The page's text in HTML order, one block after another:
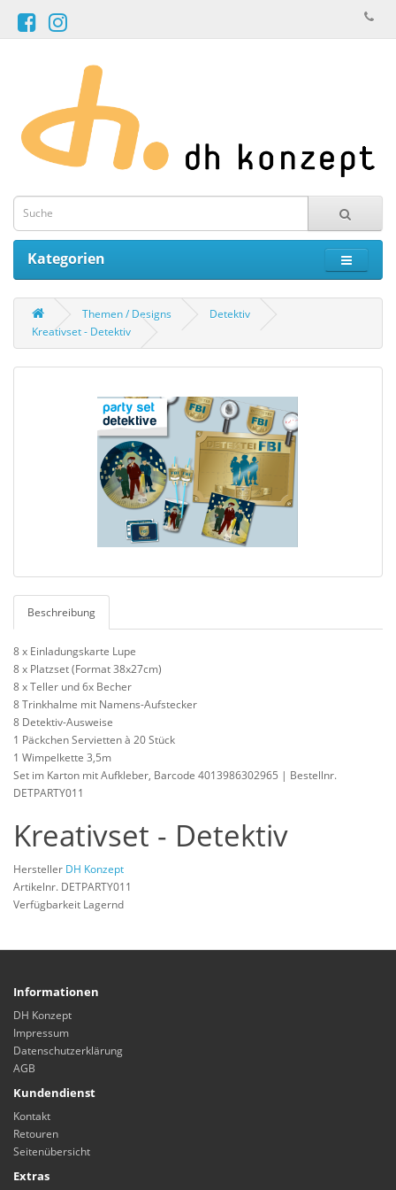
Kategorien
Themen / Designs
Detektiv
Kreativset - Detektiv
Beschreibung
8 x Einladungskarte Lupe
8 x Platzset (Format 38x27cm)
8 x Teller und 6x Becher
8 Trinkhalme mit Namens-Aufstecker
8 Detektiv-Ausweise
1 Päckchen Servietten à 20 Stück
1 Wimpelkette 3,5m
Set im Karton mit Aufkleber, Barcode 4013986302965 | Bestellnr.
DETPARTY011
Kreativset - Detektiv
Hersteller DH Konzept
Artikelnr. DETPARTY011
Verfügbarkeit Lagernd
Informationen
DH Konzept
Impressum
Datenschutzerklärung
AGB
Kundendienst
Kontakt
Retouren
Seitenübersicht
Extras